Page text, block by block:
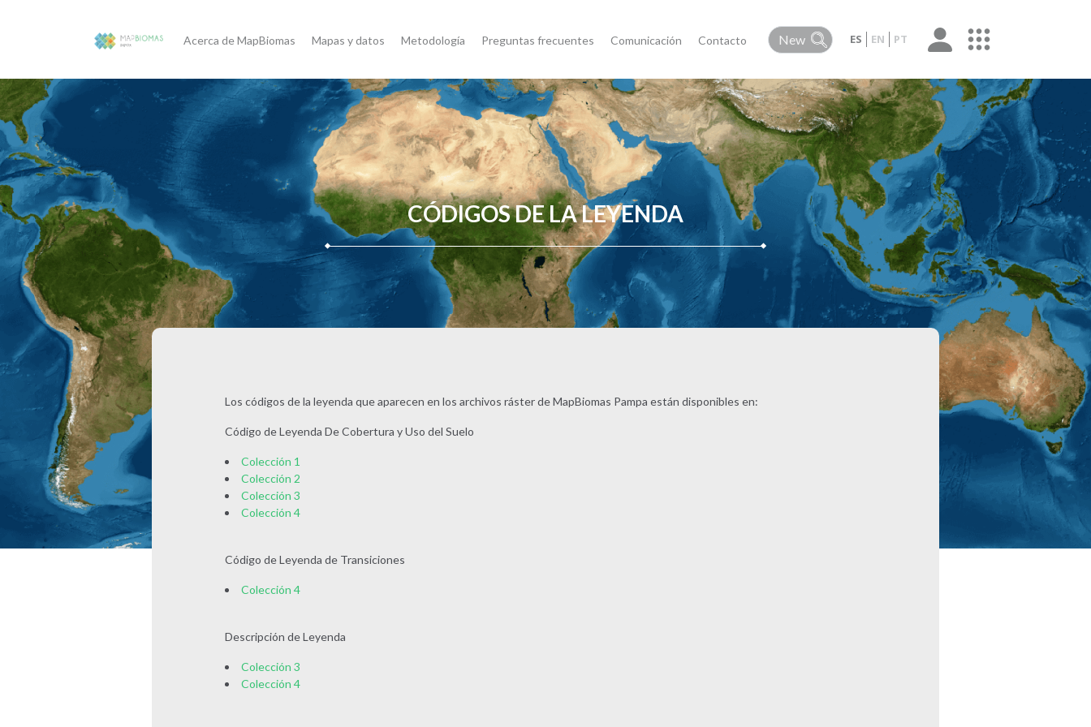
Acerca de MapBiomas Mapas y datos Metodología Preguntas frecuentes Comunicación Contacto ES EN PT
CÓDIGOS DE LA LEYENDA
Los códigos de la leyenda que aparecen en los archivos ráster de MapBiomas Pampa están disponibles en:
Código de Leyenda De Cobertura y Uso del Suelo
Colección 1
Colección 2
Colección 3
Colección 4
Código de Leyenda de Transiciones
Colección 4
Descripción de Leyenda
Colección 3
Colección 4